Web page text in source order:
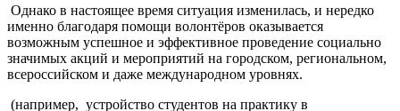
Однако в настоящее время ситуация изменилась, и нередко
именно благодаря помощи волонтёров оказывается
возможным успешное и эффективное проведение социально
значимых акций и мероприятий на городском, региональном,
всероссийском и даже международном уровнях.
(например, устройство студентов на практику в